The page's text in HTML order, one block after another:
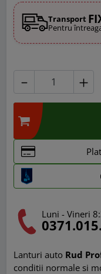
Transport
Pentru
Luni - Vineri
Lanturi auto Rud
conditii normale si